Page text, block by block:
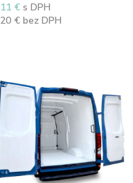
€ s DPH
€ bez DPH